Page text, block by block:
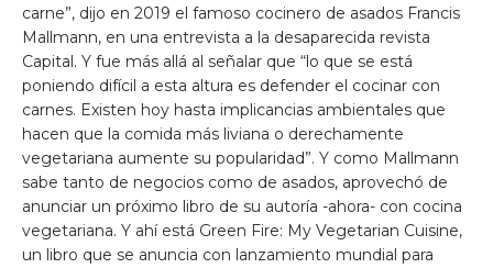
carne”, dijo en 2019 el famoso cocinero de asados Francis
Mallmann, en una entrevista a la desaparecida revista
Capital. Y fue más allá al señalar que “lo que se está
poniendo difícil a esta altura es defender el cocinar con
carnes. Existen hoy hasta implicancias ambientales que
hacen que la comida más liviana o derechamente
vegetariana aumente su popularidad”. Y como Mallmann
sabe tanto de negocios como de asados, aprovechó de
anunciar un próximo libro de su autoría -ahora- con cocina
vegetariana. Y ahí está Green Fire: My Vegetarian Cuisine,
un libro que se anuncia con lanzamiento mundial para